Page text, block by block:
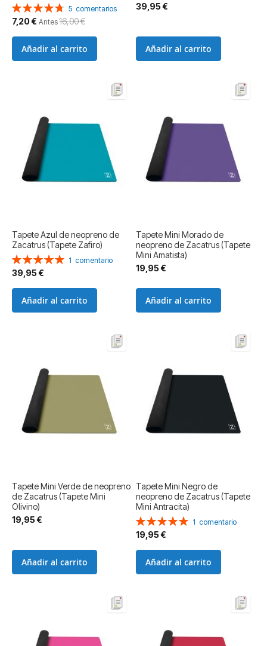
Valoración:
96%
5 comentarios
Precio
especial
7,20 € Antes16,00 €
Añadir al carrito
39,95 €
Añadir al carrito
Tapete Azul de neopreno de
Zacatrus (Tapete Zafiro)
Valoración:
100%
1 comentario
39,95 €
Añadir al carrito
Tapete Mini Morado de
neopreno de Zacatrus (Tapete
Mini Amatista)
19,95 €
Añadir al carrito
Tapete Mini Verde de neopreno
de Zacatrus (Tapete Mini
Olivino)
19,95 €
Añadir al carrito
Tapete Mini Negro de
neopreno de Zacatrus (Tapete
Mini Antracita)
Valoración:
100%
1 comentario
19,95 €
Añadir al carrito